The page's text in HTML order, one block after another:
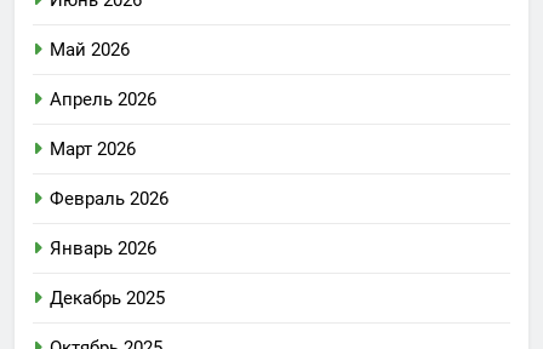
Май 2026
Апрель 2026
Март 2026
Февраль 2026
Январь 2026
Декабрь 2025